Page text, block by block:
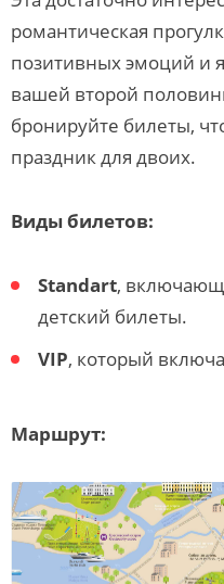
романтическая
позитивных эмоций и
вашей второй
бронируйте билеты,
праздник для двоих.
Виды билетов:
Standart,
детский билеты.
VIP, который
Маршрут: